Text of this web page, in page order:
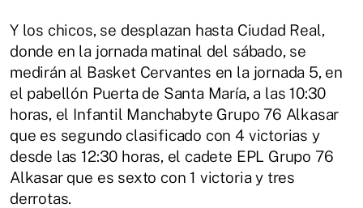
Y los chicos, se desplazan hasta Ciudad Real,
donde en la jornada matinal del sábado, se
medirán al Basket Cervantes en la jornada 5, en
el pabellón Puerta de Santa María, a las 10:30
horas, el Infantil Manchabyte Grupo 76 Alkasar
que es segundo clasificado con 4 victorias y
desde las 12:30 horas, el cadete EPL Grupo 76
Alkasar que es sexto con 1 victoria y tres
derrotas.